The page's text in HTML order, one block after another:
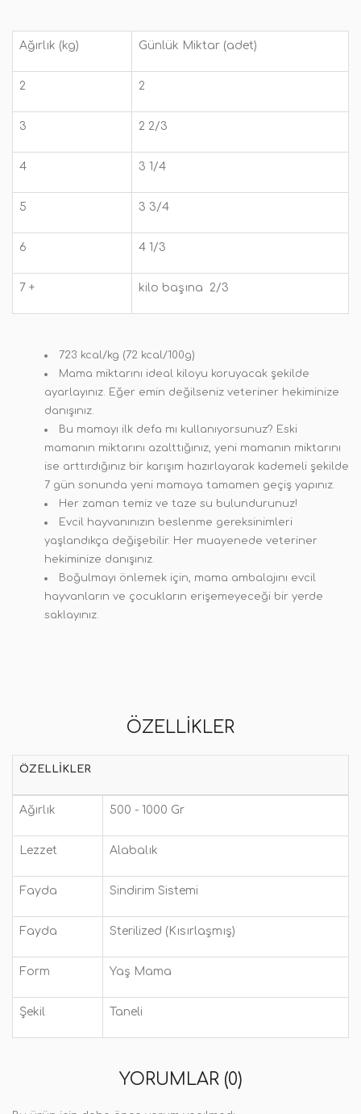
Ağırlık (kg) Günlük Miktar (adet)
2 2
3 2 2/3
4 3 1/4
5 3 3/4
6 4 1/3
7 + kilo başına 2/3
723 kcal/kg (72 kcal/100g)
Mama miktarını ideal kiloyu koruyacak şekilde
ayarlayınız. Eğer emin değilseniz veteriner hekiminize
danışınız.
Bu mamayı ilk defa mı kullanıyorsunuz? Eski
mamanın miktarını azalttığınız, yeni mamanın miktarını
ise arttırdığınız bir karışım hazırlayarak kademeli şekilde
7 gün sonunda yeni mamaya tamamen geçiş yapınız.
Her zaman temiz ve taze su bulundurunuz!
Evcil hayvanınızın beslenme gereksinimleri
yaşlandıkça değişebilir. Her muayenede veteriner
hekiminize danışınız.
Boğulmayı önlemek için, mama ambalajını evcil
hayvanların ve çocukların erişemeyeceği bir yerde
saklayınız.
ÖZELLIKLER
ÖZELLIKLER
Ağırlık 500 - 1000 Gr
Lezzet Alabalık
Fayda Sindirim Sistemi
Fayda Sterilized (Kısırlaşmış)
Form Yaş Mama
Şekil Taneli
YORUMLAR (0)